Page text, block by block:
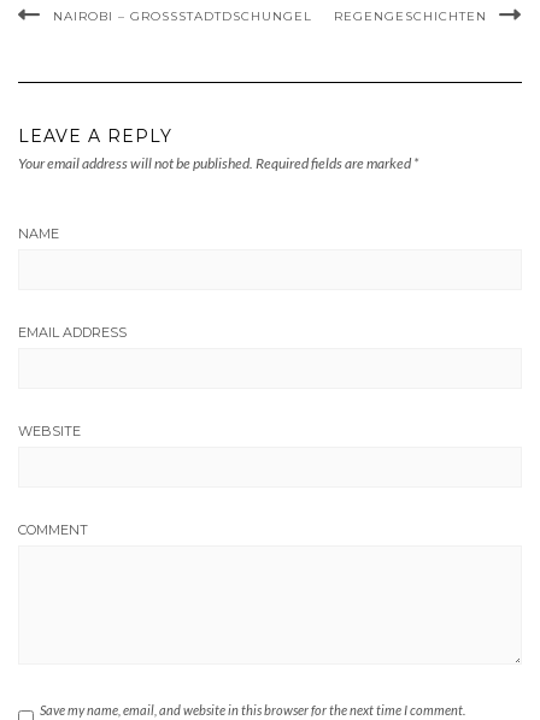
NAIROBI – GROSSSTADTDSCHUNGEL REGENGESCHICHTEN
LEAVE A REPLY
Your email address will not be published. Required fields are marked *
NAME
EMAIL ADDRESS
WEBSITE
COMMENT
Save my name, email, and website in this browser for the next time I comment.